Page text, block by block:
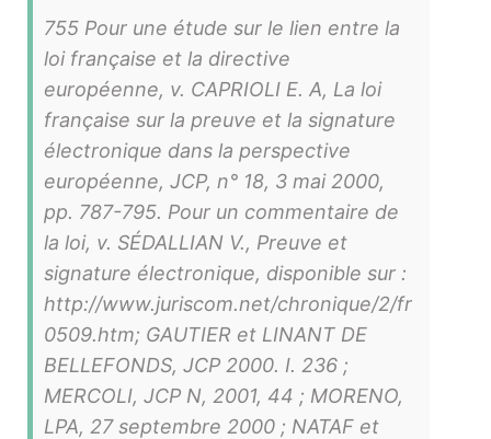
755 Pour une étude sur le lien entre la
loi française et la directive
européenne, v. CAPRIOLI E. A, La loi
française sur la preuve et la signature
électronique dans la perspective
européenne, JCP, n° 18, 3 mai 2000,
pp. 787-795. Pour un commentaire de
la loi, v. SÉDALLIAN V., Preuve et
signature électronique, disponible sur :
http://www.juriscom.net/chronique/2/fr
0509.htm; GAUTIER et LINANT DE
BELLEFONDS, JCP 2000. I. 236 ;
MERCOLI, JCP N, 2001, 44 ; MORENO,
LPA, 27 septembre 2000 ; NATAF et